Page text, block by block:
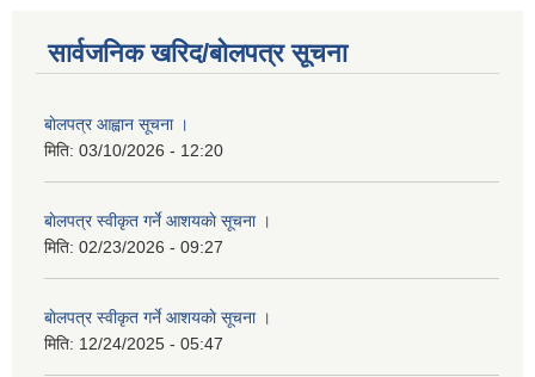
सार्वजनिक खरिद/बोलपत्र सूचना
बाेलपत्र आह्वान सूचना ।
मिति: 03/10/2026 - 12:20
बाेलपत्र स्वीकृत गर्ने आशयकाे सूचना ।
मिति: 02/23/2026 - 09:27
बाेलपत्र स्वीकृत गर्ने आशयकाे सूचना ।
मिति: 12/24/2025 - 05:47